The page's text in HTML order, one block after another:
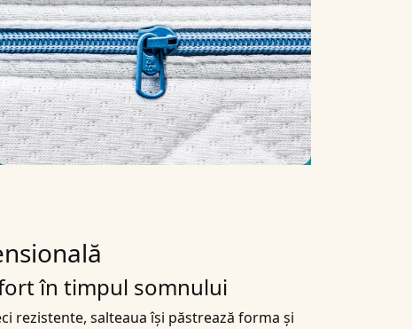
în timpul somnului
rezistente, salteaua își păstrează forma și